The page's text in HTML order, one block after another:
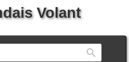
Volant